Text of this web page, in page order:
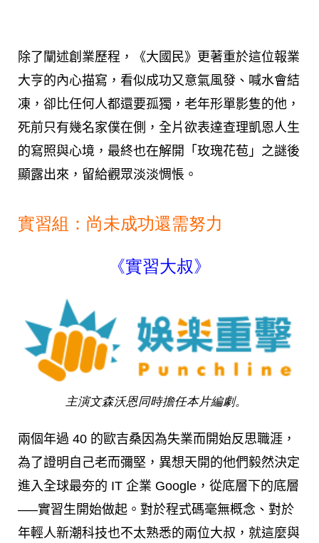
除了闡述創業歷程，《大國民》更著重於這位報業
大亨的內心描寫，看似成功又意氣風發、喊水會結
凍，卻比任何人都還要孤獨，老年形單影隻的他，
死前只有幾名家僕在側，全片欲表達查理凱恩人生
的寫照與心境，最終也在解開「玫瑰花苞」之謎後
顯露出來，留給觀眾淡淡惆悵。
實習組：尚未成功還需努力
《實習大叔》
主演文森沃恩同時擔任本片編劇。
兩個年過 40 的歐吉桑因為失業而開始反思職涯，
為了證明自己老而彌堅，異想天開的他們毅然決定
進入全球最夯的 IT 企業 Google，從底層下的底層
—–實習生開始做起。對於程式碼毫無概念、對於
年輕人新潮科技也不太熟悉的兩位大叔，就這麼與